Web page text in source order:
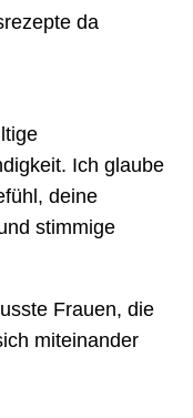
da
Ich glaube
deine
stimmige
Frauen, die
miteinander